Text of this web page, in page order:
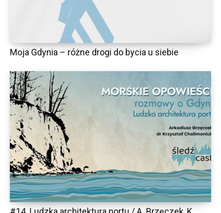
Moja Gdynia – różne drogi do bycia u siebie